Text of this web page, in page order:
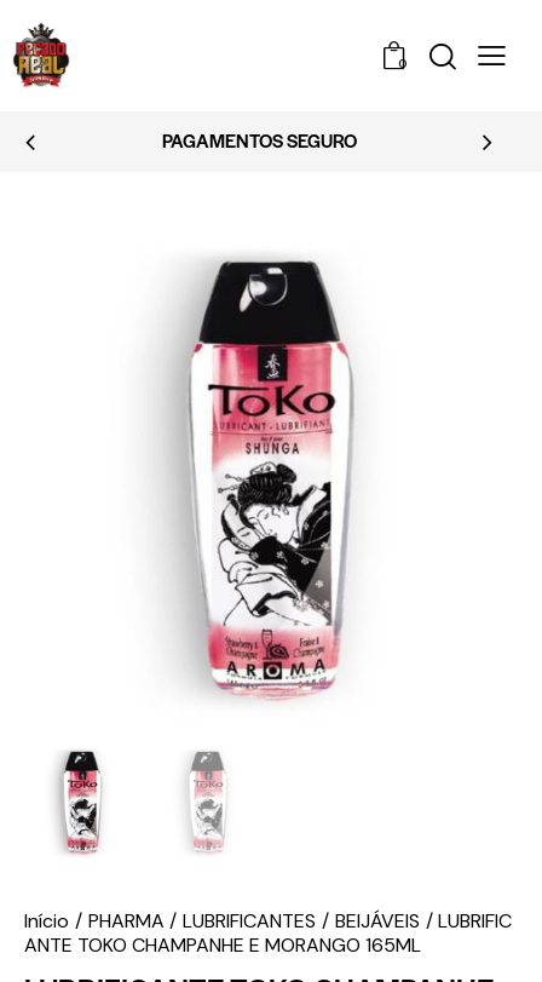
0
PAGAMENTOS SEGURO
Início PHARMA LUBRIFICANTES BEIJÁVEIS
LUBRIFIC
ANTE TOKO CHAMPANHE E MORANGO 165ML